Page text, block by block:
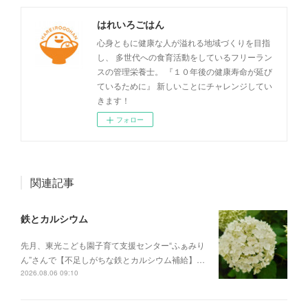
はれいろごはん
心身ともに健康な人が溢れる地域づくりを目指
し、 多世代への食育活動をしているフリーラン
スの管理栄養士。 『１０年後の健康寿命が延び
ているために』 新しいことにチャレンジしてい
きます！
フォロー
関連記事
鉄とカルシウム
先月、東光こども園子育て支援センター“ふぁみり
ん”さんで【不足しがちな鉄とカルシウム補給】…
2026.08.06 09:10